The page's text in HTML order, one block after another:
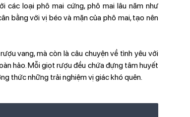
các loại phô mai cứng, phô mai lâu năm như
bằng với vị béo và mặn của phô mai, tạo nên
vang, mà còn là câu chuyện về tình yêu với
hảo. Mỗi giọt rượu đều chứa đựng tâm huyết
thức những trải nghiệm vị giác khó quên.